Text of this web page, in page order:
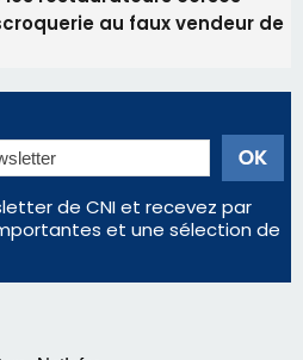
Miss Corse 2026
aux premières loges
pas avant 2081
Latino évacué en urgence
marqué par une
dans les restaurants